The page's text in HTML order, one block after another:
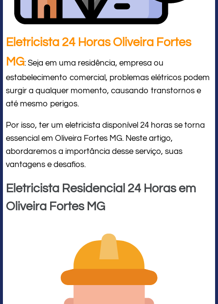
Eletricista 24 Horas Oliveira Fortes
MG: Seja em uma residência, empresa ou
estabelecimento comercial, problemas elétricos podem
surgir a qualquer momento, causando transtornos e
até mesmo perigos.
Por isso, ter um eletricista disponível 24 horas se torna
essencial em Oliveira Fortes MG. Neste artigo,
abordaremos a importância desse serviço, suas
vantagens e desafios.
Eletricista Residencial 24 Horas em
Oliveira Fortes MG